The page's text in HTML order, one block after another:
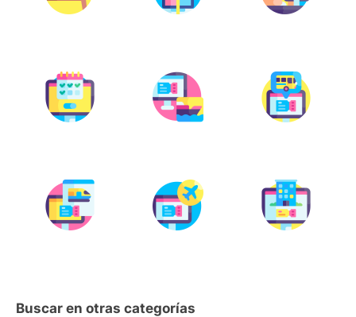
Buscar en otras categorías